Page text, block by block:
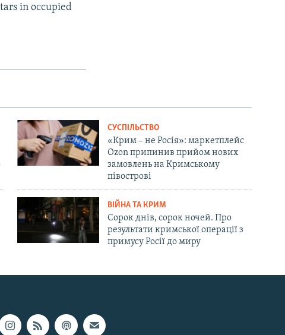
in occupied
СУСПІЛЬСТВО
«Крим – не Росія»: маркетплейс
Ozon припинив прийом нових
замовлень на Кримському
півострові
ВІЙНА ТА КРИМ
Сорок днів, сорок ночей. Про
результати кримської операції з
примусу Росії до миру